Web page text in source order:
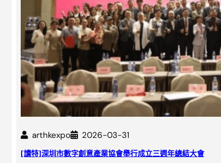
arthkexpo 2026-03-31
[讀特]深圳市數字創意產業協會舉行成立三週年總結大會